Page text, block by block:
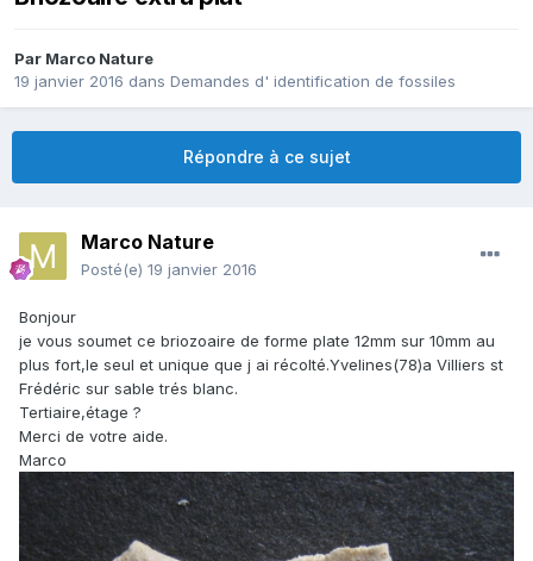
Par Marco Nature
19 janvier 2016 dans Demandes d' identification de fossiles
Répondre à ce sujet
Marco Nature
Posté(e) 19 janvier 2016
Bonjour
je vous soumet ce briozoaire de forme plate 12mm sur 10mm au
plus fort,le seul et unique que j ai récolté.Yvelines(78)a Villiers st
Frédéric sur sable trés blanc.
Tertiaire,étage ?
Merci de votre aide.
Marco